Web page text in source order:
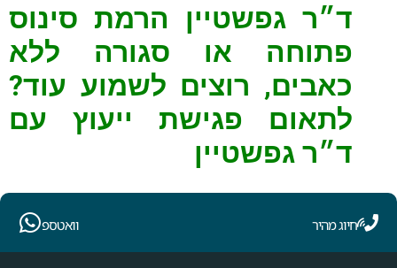
ד״ר גפשטיין הרמת סינוס
פתוחה או סגורה ללא
כאבים, רוצים לשמוע עוד?
לתאום פגישת ייעוץ עם
ד״ר גפשטיין
חיוג מהיר וואטספ